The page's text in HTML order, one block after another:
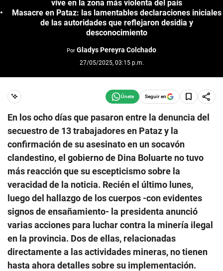
vive en la zona más violenta del país
Masacre en Pataz: las lamentables declaraciones iniciales
de las autoridades que reflejaron desidia y
desconocimiento
Por Gladys Pereyra Colchado
27/05/2025, 03:15 p.m.
Seguir en
En los ocho días que pasaron entre la denuncia del
secuestro de 13 trabajadores en Pataz y la
confirmación de su asesinato en un socavón
clandestino, el gobierno de Dina Boluarte no tuvo
más reacción que su escepticismo sobre la
veracidad de la noticia. Recién el último lunes,
luego del hallazgo de los cuerpos -con evidentes
signos de ensañamiento- la presidenta anunció
varias acciones para luchar contra la minería ilegal
en la provincia. Dos de ellas, relacionadas
directamente a las actividades mineras, no tienen
hasta ahora detalles sobre su implementación.